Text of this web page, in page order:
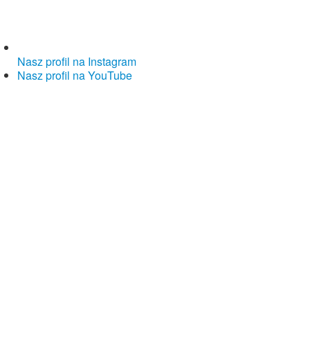
Nasz profil na Instagram
Nasz profil na YouTube